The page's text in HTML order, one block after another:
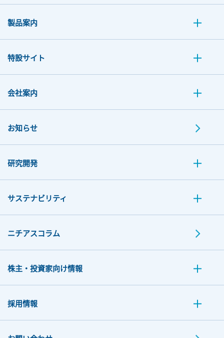
製品案内
特設サイト
会社案内
お知らせ
研究開発
サステナビリティ
ニチアスコラム
株主・投資家向け情報
採用情報